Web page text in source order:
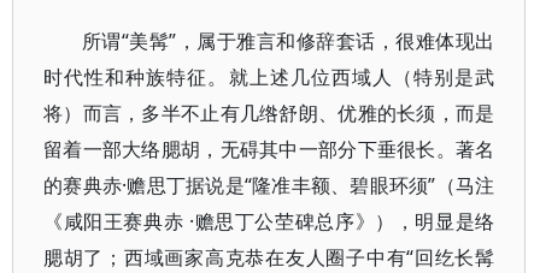
所谓“美髯”，属于雅言和修辞套话，很难体现出
时代性和种族特征。就上述几位西域人（特别是武
将）而言，多半不止有几绺舒朗、优雅的长须，而是
留着一部大络腮胡，无碍其中一部分下垂很长。著名
的赛典赤·赡思丁据说是“隆准丰额、碧眼环须”（马注
《咸阳王赛典赤 ·赡思丁公茔碑总序》），明显是络
腮胡了；西域画家高克恭在友人圈子中有“回纥长髯